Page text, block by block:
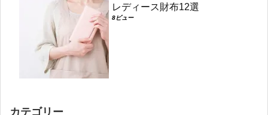
レディース財布12選
8ビュー
カテゴリー